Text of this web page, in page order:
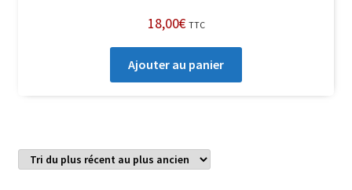
18,00€ TTC
Ajouter au panier